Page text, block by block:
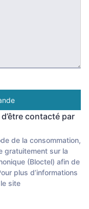
contacté par
de la consommation,
gratuitement sur la
(Bloctel) afin de
plus d’informations
site